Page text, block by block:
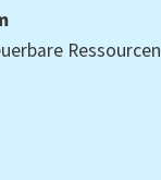
Ressourcen